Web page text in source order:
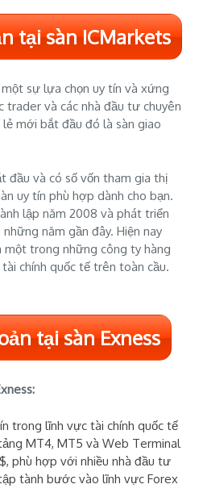
tại sàn ICMarkets
một sự lựa chọn uy tín và xứng
trader và các nhà đầu tư chuyên
mới bắt đầu đó là sàn giao
đầu và có số vốn tham gia thị
uy tín phù hợp dành cho bạn.
lập năm 2008 và phát triển
năm gần đây. Hiện nay
một trong những công ty hàng
chính quốc tế trên toàn cầu.
tại sàn Exness
trong lĩnh vực tài chính quốc tế
MT4, MT5 và Web Terminal
phù hợp với nhiều nhà đầu tư
tành bước vào lĩnh vực Forex